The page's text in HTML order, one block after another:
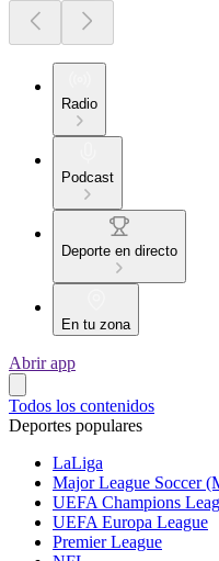
Radio
Podcast
Deporte en directo
En tu zona
Abrir app
Todos los contenidos
Deportes populares
LaLiga
Major League Soccer
UEFA Champions
UEFA Europa League
Premier League